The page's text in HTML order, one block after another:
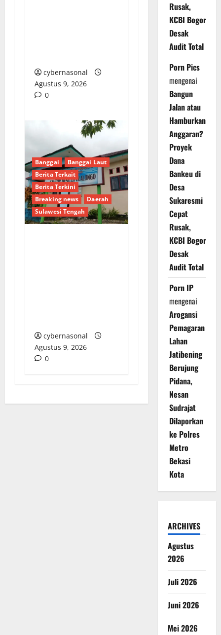
cybernasonal
Agustus 9, 2026
0
Banggai
Banggai Laut
Berita Terkait
Berita Terkini
Breaking news
Daerah
Sulawesi Tengah
cybernasonal
Agustus 9, 2026
0
Rusak,
KCBI Bogor
Desak
Audit Total
Porn Pics
mengenai
Bangun
Jalan atau
Hamburkan
Anggaran?
Proyek
Dana
Bankeu di
Desa
Sukaresmi
Cepat
Rusak,
KCBI Bogor
Desak
Audit Total
Porn IP
mengenai
Arogansi
Pemagaran
Lahan
Jatibening
Berujung
Pidana,
Nesan
Sudrajat
Dilaporkan
ke Polres
Metro
Bekasi
Kota
ARCHIVES
Agustus
2026
Juli 2026
Juni 2026
Mei 2026